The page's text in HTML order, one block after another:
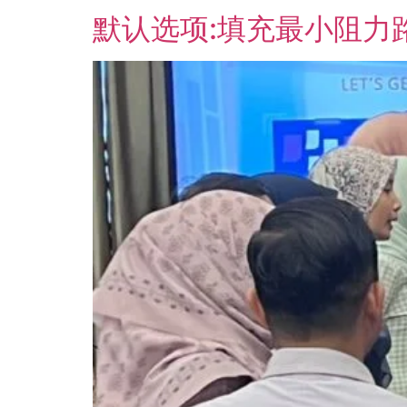
默认选项:填充最小阻力